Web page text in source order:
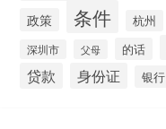
政策 条件 杭州
深圳市 父母 的话
贷款 身份证 银行